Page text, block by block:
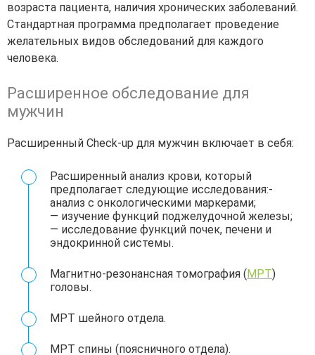
возраста пациента, наличия хронических заболеваний.
Стандартная программа предполагает проведение
желательных видов обследований для каждого
человека.
Расширенное обследование для
мужчин
Расширенный Check-up для мужчин включает в себя:
Расширенный анализ крови, который
предполагает следующие исследования:-
анализ с онкологическими маркерами;
— изучение функций поджелудочной железы;
— исследование функций почек, печени и
эндокринной системы.
Магнитно-резонансная томография (МРТ)
головы.
МРТ шейного отдела.
МРТ спины (поясничного отдела).